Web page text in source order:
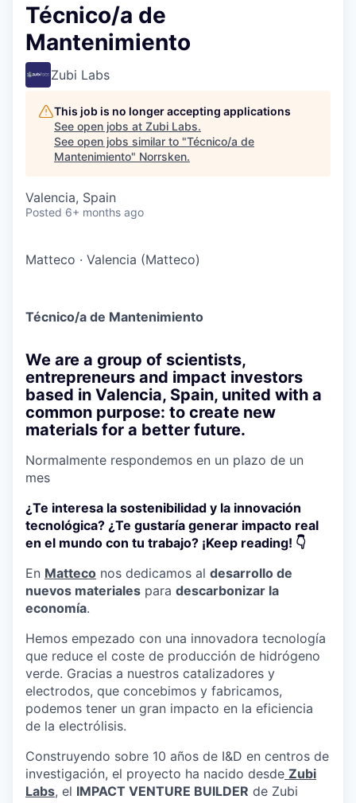
Técnico/a de
Mantenimiento
Zubi Labs
This job is no longer accepting applications
See open jobs at Zubi Labs.
See open jobs similar to "Técnico/a de
Mantenimiento" Norrsken.
Valencia, Spain
Posted 6+ months ago
Matteco · Valencia (Matteco)
Técnico/a de Mantenimiento
We are a group of scientists,
entrepreneurs and impact investors
based in Valencia, Spain, united with a
common purpose: to create new
materials for a better future.
Normalmente respondemos en un plazo de un
mes
¿Te interesa la sostenibilidad y la innovación
tecnológica? ¿Te gustaría generar impacto real
en el mundo con tu trabajo? ¡Keep reading! 👇
En Matteco nos dedicamos al desarrollo de
nuevos materiales para descarbonizar la
economía.
Hemos empezado con una innovadora tecnología
que reduce el coste de producción de hidrógeno
verde. Gracias a nuestros catalizadores y
electrodos, que concebimos y fabricamos,
podemos tener un gran impacto en la eficiencia
de la electrólisis.
Construyendo sobre 10 años de I&D en centros de
investigación, el proyecto ha nacido desde Zubi
Labs, el IMPACT VENTURE BUILDER de Zubi